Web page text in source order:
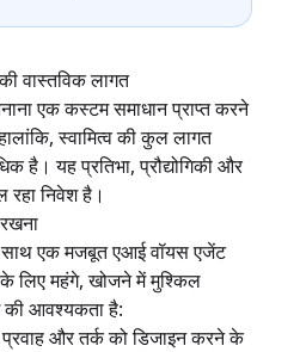
वास्तविक लागत
एक कस्टम समाधान प्राप्त करने
स्वामित्व की कुल लागत
है। यह प्रतिभा, प्रौद्योगिकी और
निवेश है।
एक मजबूत एआई वॉयस एजेंट
लिए महंगे, खोजने में मुश्किल
की आवश्यकता है:
और तर्क को डिजाइन करने के